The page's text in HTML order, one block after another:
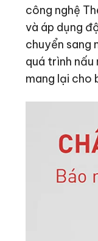
công nghệ
và áp dụng
chuyển sang
quá trình nấu
mang lại cho